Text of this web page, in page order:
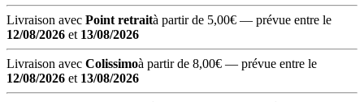
Livraison avec Point retraità partir de 5,00€ — prévue entre le
12/08/2026 et 13/08/2026
Livraison avec Colissimoà partir de 8,00€ — prévue entre le
12/08/2026 et 13/08/2026